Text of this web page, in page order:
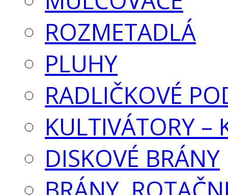
ROZMETADLÁ
PLUHY
RADLIČKOVÉ
KULTIVÁTORY –
DISKOVÉ BRÁNY